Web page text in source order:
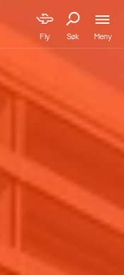
Fly Søk Meny